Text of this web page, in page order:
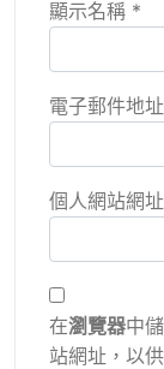
顯示名稱 *
電子郵件地址
個人網站網址
在瀏覽器中
站網址，以